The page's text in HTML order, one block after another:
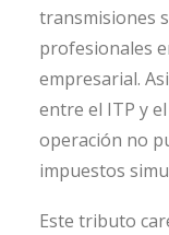
transmisiones
profesionales
empresarial.
entre el ITP y
operación no
impuestos
Este tributo